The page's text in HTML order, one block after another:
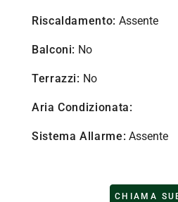
Riscaldamento: Assente
Balconi: No
Terrazzi: No
Aria Condizionata:
Sistema Allarme: Assente
CHIAMA